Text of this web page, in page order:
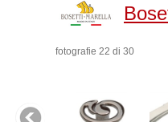
fotografie 22 di 30